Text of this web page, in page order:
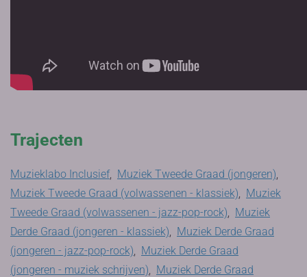
Trajecten
Muzieklabo Inclusief, Muziek Tweede Graad (jongeren),
Muziek Tweede Graad (volwassenen - klassiek), Muziek
Tweede Graad (volwassenen - jazz-pop-rock), Muziek
Derde Graad (jongeren - klassiek), Muziek Derde Graad
(jongeren - jazz-pop-rock), Muziek Derde Graad
(jongeren - muziek schrijven), Muziek Derde Graad